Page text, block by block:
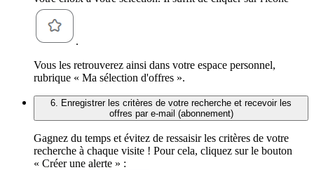
.
Vous les retrouverez ainsi dans votre espace personnel,
rubrique « Ma sélection d'offres ».
6. Enregistrer les critères de votre recherche et recevoir les
offres par e-mail (abonnement)
Gagnez du temps et évitez de ressaisir les critères de votre
recherche à chaque visite ! Pour cela, cliquez sur le bouton
« Créer une alerte » :